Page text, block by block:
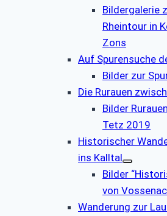
Bildergalerie
Rheintour in
Zons
Auf Spurensuche
Bilder zur
Die Rurauen
Bilder
Tetz 2019
Historischer
ins Kalltal
Bilder
von
Wanderung zur